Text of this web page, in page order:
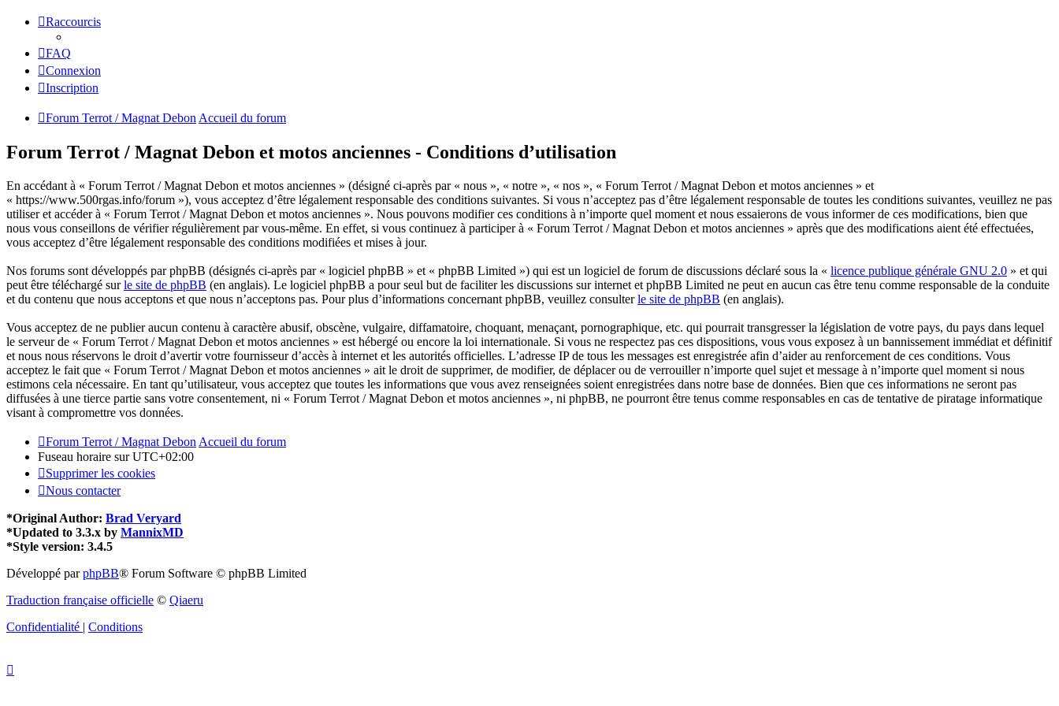
Raccourcis
FAQ
Connexion
Inscription
Forum Terrot / Magnat Debon Accueil du forum
Forum Terrot / Magnat Debon et motos anciennes - Conditions d’utilisation
En accédant à « Forum Terrot / Magnat Debon et motos anciennes » (désigné ci-après par « nous », « notre », « nos », « Forum Terrot / Magnat Debon et motos anciennes » et
« https://www.500rgas.info/forum »), vous acceptez d’être légalement responsable des conditions suivantes. Si vous n’acceptez pas d’être légalement responsable de toutes les conditions suivantes, veuillez ne pas
utiliser et accéder à « Forum Terrot / Magnat Debon et motos anciennes ». Nous pouvons modifier ces conditions à n’importe quel moment et nous essaierons de vous informer de ces modifications, bien que
nous vous conseillons de vérifier régulièrement par vous-même. En effet, si vous continuez à participer à « Forum Terrot / Magnat Debon et motos anciennes » après que des modifications aient été effectuées,
vous acceptez d’être légalement responsable des conditions modifiées et mises à jour.
Nos forums sont développés par phpBB (désignés ci-après par « logiciel phpBB » et « phpBB Limited ») qui est un logiciel de forum de discussions déclaré sous la « licence publique générale GNU 2.0 » et qui
peut être téléchargé surle site de phpBB (en anglais). Le logiciel phpBB a pour seul but de faciliter les discussions sur internet et phpBB Limited ne peut en aucun cas être tenu comme responsable de la conduite
et du contenu que nous acceptons et que nous n’acceptons pas. Pour plus d’informations concernant phpBB, veuillez consulterle site de phpBB (en anglais).
Vous acceptez de ne publier aucun contenu à caractère abusif, obscène, vulgaire, diffamatoire, choquant, menaçant, pornographique, etc. qui pourrait transgresser la législation de votre pays, du pays dans lequel
le serveur de « Forum Terrot / Magnat Debon et motos anciennes » est hébergé ou encore la loi internationale. Si vous ne respectez pas ces dispositions, vous vous exposez à un bannissement immédiat et définitif
et nous nous réservons le droit d’avertir votre fournisseur d’accès à internet et les autorités officielles. L’adresse IP de tous les messages est enregistrée afin d’aider au renforcement de ces conditions. Vous
acceptez le fait que « Forum Terrot / Magnat Debon et motos anciennes » ait le droit de supprimer, de modifier, de déplacer ou de verrouiller n’importe quel sujet et message à n’importe quel moment si nous
estimons cela nécessaire. En tant qu’utilisateur, vous acceptez que toutes les informations que vous avez renseignées soient enregistrées dans notre base de données. Bien que ces informations ne seront pas
diffusées à une tierce partie sans votre consentement, ni « Forum Terrot / Magnat Debon et motos anciennes », ni phpBB, ne pourront être tenus comme responsables en cas de tentative de piratage informatique
visant à compromettre vos données.
Forum Terrot / Magnat Debon Accueil du forum
Fuseau horaire surUTC+02:00
Supprimer les cookies
Nous contacter
*Original Author: Brad Veryard
*Updated to 3.3.x by MannixMD
*Style version: 3.4.5
Développé parphpBB® Forum Software © phpBB Limited
Traduction française officielle © Qiaeru
Confidentialité | Conditions